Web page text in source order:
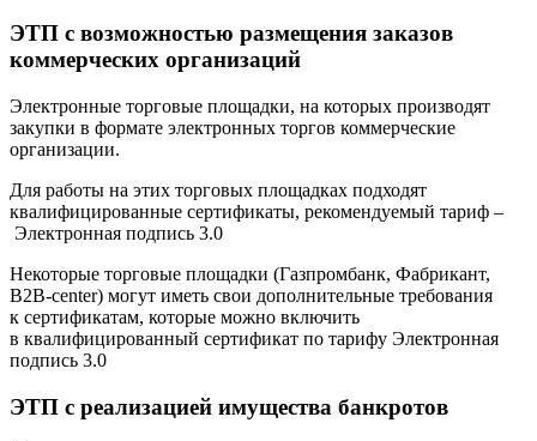
ЭТП с возможностью размещения заказов
коммерческих организаций
Электронные торговые площадки, на которых производят
закупки в формате электронных торгов коммерческие
организации.
Для работы на этих торговых площадках подходят
квалифицированные сертификаты, рекомендуемый тариф –
Электронная подпись 3.0
Некоторые торговые площадки (Газпромбанк, Фабрикант,
B2B-center) могут иметь свои дополнительные требования
к сертификатам, которые можно включить
в квалифицированный сертификат по тарифу Электронная
подпись 3.0
ЭТП с реализацией имущества банкротов